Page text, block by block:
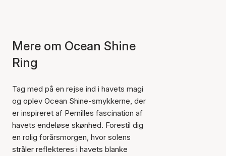
Mere om Ocean Shine
Ring
Tag med på en rejse ind i havets magi
og oplev Ocean Shine-smykkerne, der
er inspireret af Pernilles fascination af
havets endeløse skønhed. Forestil dig
en rolig forårsmorgen, hvor solens
stråler reflekteres i havets blanke